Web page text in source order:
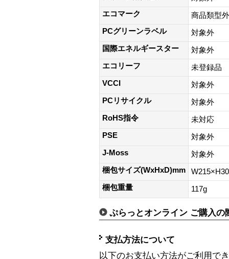
エコマーク
商品類型外
PCグリーンラベル
対象外
国際エネルギースター
対象外
エコリーフ
未登録品
VCCI
対象外
PCリサイクル
対象外
RoHS指令
未対応
PSE
対象外
J-Moss
対象外
梱包サイズ(WxHxD)mm
梱包重量
117g
ぷらっとオンライン ご購入の
支払方法について
以下のお支払い方法がご利用で